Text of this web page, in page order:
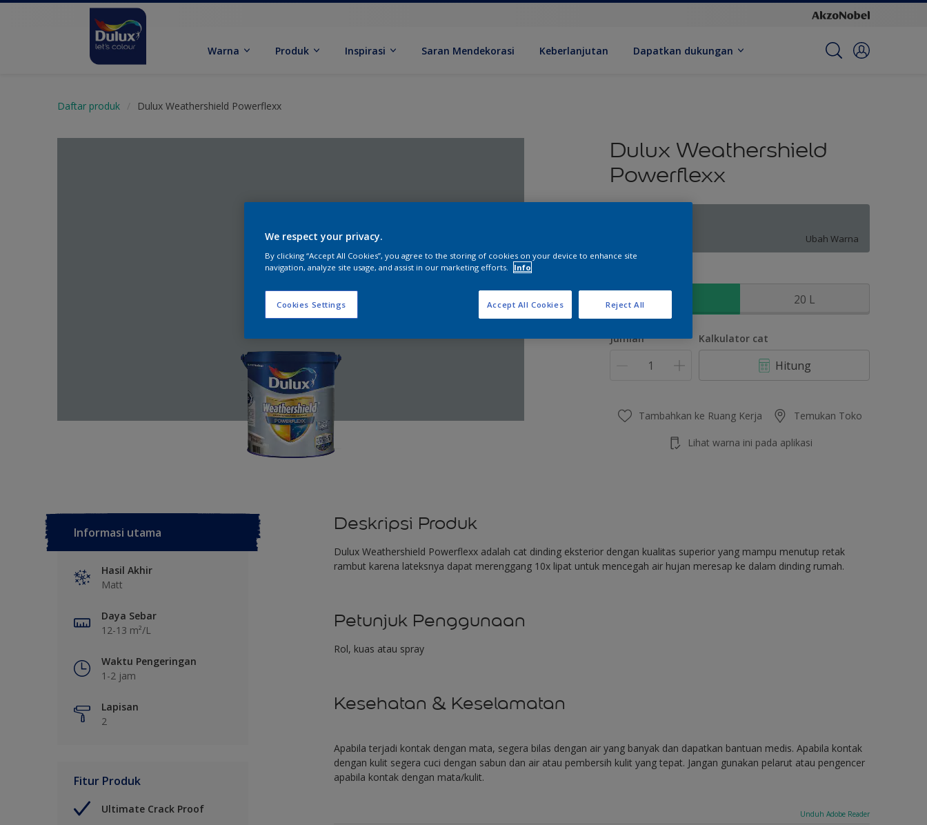
Warna Produk Inspirasi Saran Mendekorasi Keberlanjutan Dapatkan dukungan
Daftar produk Dulux Weathershield Powerflexx
Dulux Weathershield
Powerflexx
Ubah Warna
20 L
Jumlah Kalkulator cat
Hitung
Tambahkan ke Ruang Kerja Temukan Toko
Lihat warna ini pada aplikasi
Informasi utama
Hasil Akhir
Matt
Daya Sebar
12-13 m²/L
Waktu Pengeringan
1-2 jam
Lapisan
2
Fitur Produk
Ultimate Crack Proof
Deskripsi Produk
Dulux Weathershield Powerflexx adalah cat dinding eksterior dengan kualitas superior yang mampu menutup retak
rambut karena lateksnya dapat merenggang 10x lipat untuk mencegah air hujan meresap ke dalam dinding rumah.
Petunjuk Penggunaan
Rol, kuas atau spray
Kesehatan & Keselamatan
Apabila terjadi kontak dengan mata, segera bilas dengan air yang banyak dan dapatkan bantuan medis. Apabila kontak
dengan kulit segera cuci dengan sabun dan air atau pembersih kulit yang tepat. Jangan gunakan pelarut atau pengencer
apabila kontak dengan mata/kulit.
Unduh Adobe Reader
We respect your privacy.
By clicking “Accept All Cookies”, you agree to the storing of cookies on your device to enhance site
navigation, analyze site usage, and assist in our marketing efforts.
Info
Cookies Settings Reject All
Accept All Cookies